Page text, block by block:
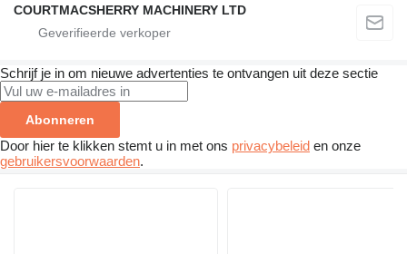
COURTMACSHERRY MACHINERY LTD
Schrijf je in om nieuwe advertenties te ontvangen uit deze sectie
Abonneren
Door hier te klikken stemt u in met ons privacybeleid en onze
gebruikersvoorwaarden.